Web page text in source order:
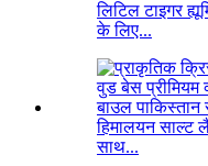
लिटिल टाइगर
के लिए...
हिमालयन
साथ...